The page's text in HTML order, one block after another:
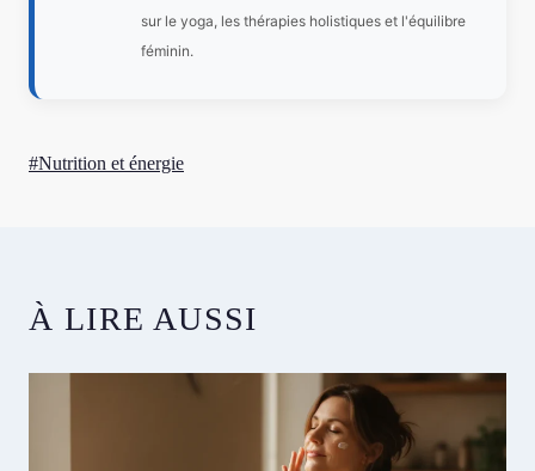
sur le yoga, les thérapies holistiques et l'équilibre
féminin.
Étiquettes
#Nutrition et énergie
À LIRE AUSSI